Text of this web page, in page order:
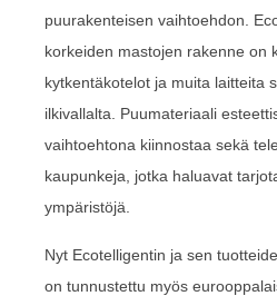
puurakenteisen vaihtoehdon.
korkeiden mastojen rakenne on
kytkentäkotelot ja muita laitteita
ilkivallalta. Puumateriaali
vaihtoehtona kiinnostaa sekä
kaupunkeja, jotka haluavat
ympäristöjä.
Nyt Ecotelligentin ja sen
on tunnustettu myös